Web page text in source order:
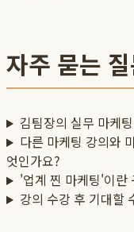
자주 묻는
김팀장의 실무 마케
다른 마케팅 강의와
엇인가요?
'업계 찐 마케팅'이란
강의 수강 후 기대할